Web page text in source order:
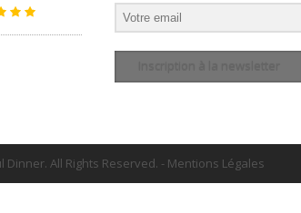
All Rights Reserved. - Mentions Légales